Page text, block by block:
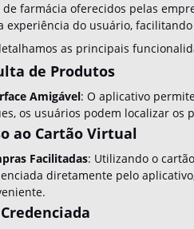
farmácia oferecidos pelas
experiência do usuário,
as principais
de Produtos
Amigável: O aplicativo
os usuários podem localizar os
ao Cartão Virtual
Facilitadas: Utilizando o
diretamente pelo